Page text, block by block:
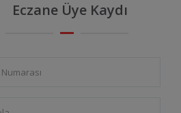
Eczane Üye Kaydı